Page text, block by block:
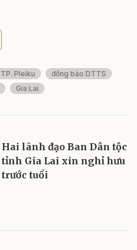
TP. Pleiku
đồng bào DTTS
Gia Lai
Hai lãnh đạo Ban Dân tộc
tỉnh Gia Lai xin nghỉ hưu
trước tuổi